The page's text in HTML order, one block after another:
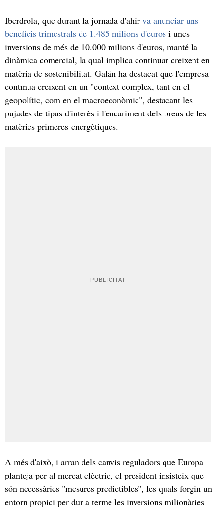
Iberdrola, que durant la jornada d'ahir va anunciar uns
beneficis trimestrals de 1.485 milions d'euros i unes
inversions de més de 10.000 milions d'euros, manté la
dinàmica comercial, la qual implica continuar creixent en
matèria de sostenibilitat. Galán ha destacat que l'empresa
continua creixent en un "context complex, tant en el
geopolític, com en el macroeconòmic", destacant les
pujades de tipus d'interès i l'encariment dels preus de les
matèries primeres energètiques.
A més d'això, i arran dels canvis reguladors que Europa
planteja per al mercat elèctric, el president insisteix que
són necessàries "mesures predictibles", les quals forgin un
entorn propici per dur a terme les inversions milionàries